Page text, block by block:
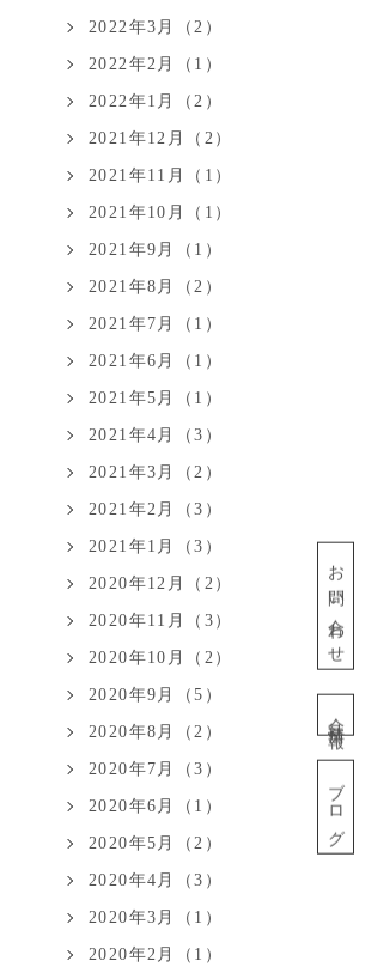
お問い合わせ
会社情報
ブログ
2022年3月（2）
2022年2月（1）
2022年1月（2）
2021年12月（2）
2021年11月（1）
2021年10月（1）
2021年9月（1）
2021年8月（2）
2021年7月（1）
2021年6月（1）
2021年5月（1）
2021年4月（3）
2021年3月（2）
2021年2月（3）
2021年1月（3）
2020年12月（2）
2020年11月（3）
2020年10月（2）
2020年9月（5）
2020年8月（2）
2020年7月（3）
2020年6月（1）
2020年5月（2）
2020年4月（3）
2020年3月（1）
2020年2月（1）